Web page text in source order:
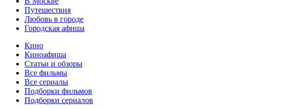
Путешествия
Любовь в городе
Городская афиша
Кино
Киноафиша
Статьи и обзоры
Все фильмы
Все сериалы
Подборки фильмов
Подборки сериалов